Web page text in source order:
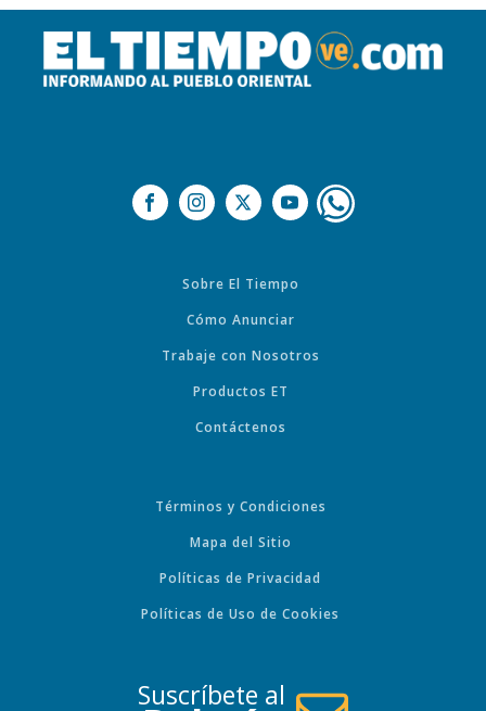
Sobre El Tiempo
Cómo Anunciar
Trabaje con Nosotros
Productos ET
Contáctenos
Términos y Condiciones
Mapa del Sitio
Políticas de Privacidad
Políticas de Uso de Cookies
Suscríbete al